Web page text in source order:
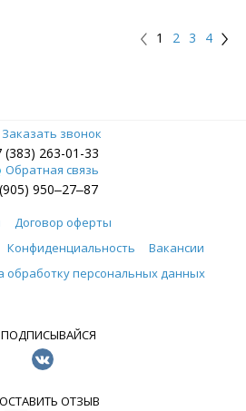
1 2 3 4
Заказать звонок
(383) 263-01-33
Обратная связь
950‒27‒87
Договор оферты
Конфиденциальность
Вакансии
обработку персональных данных
ОТЗЫВ